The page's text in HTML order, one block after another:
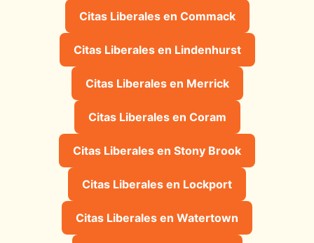
Citas Liberales en Commack
Citas Liberales en Lindenhurst
Citas Liberales en Merrick
Citas Liberales en Coram
Citas Liberales en Stony Brook
Citas Liberales en Lockport
Citas Liberales en Watertown